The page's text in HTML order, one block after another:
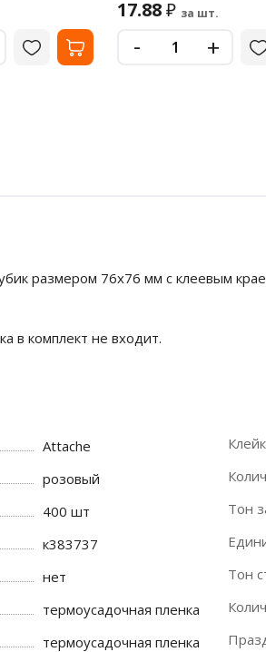
17.88₽ за шт.
- +
размером 76x76 мм с клеевым
в комплект не входит.
Attache
розовый
400 шт
к383737
нет
термоусадочная пленка
термоусадочная пленка
Тон
Тон